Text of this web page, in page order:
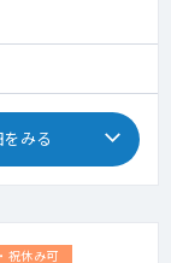
す）
くは、消化器病専
。
みる
祝休み可